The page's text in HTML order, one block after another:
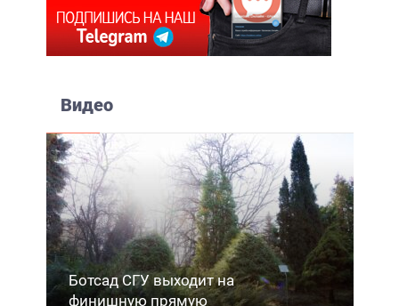
Видео
Ботсад СГУ выходит на
финишную прямую